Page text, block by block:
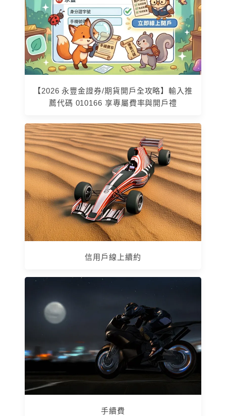
【2026 永豐金證券/期貨開戶全攻略】輸入推
薦代碼 010166 享專屬費率與開戶禮
信用戶線上續約
手續費